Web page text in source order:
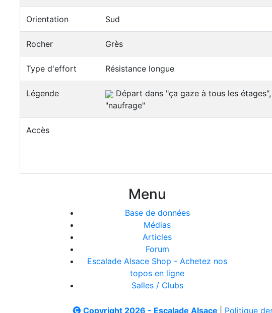
Orientation Sud
Rocher Grès
Type d'effort Résistance longue
Légende
Départ dans "ça gaze à tous les
"naufrage"
Accès
Menu
Base de données
Médias
Articles
Forum
Escalade Alsace Shop - Achetez nos
topos en ligne
Salles / Clubs
Copyright 2026 - Escalade Alsace Politique